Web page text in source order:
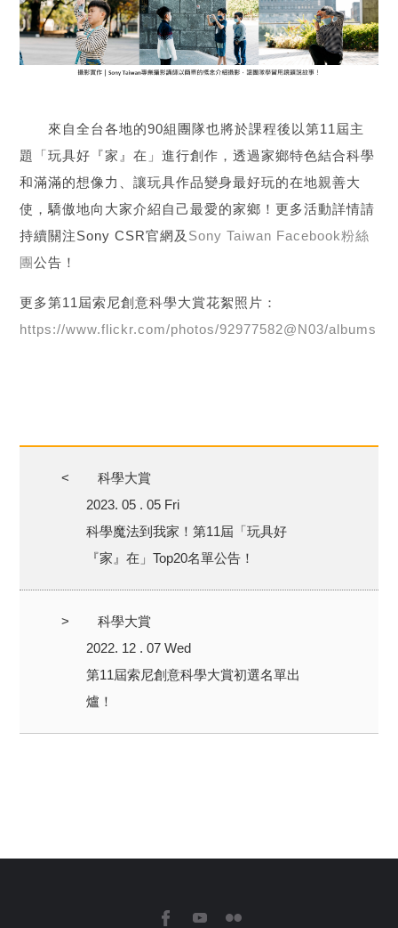
來自全台各地的90組團隊也將於課程後以第11屆主
題「玩具好『家』在」進行創作，透過家鄉特色結合科學
和滿滿的想像力、讓玩具作品變身最好玩的在地親善大
使，驕傲地向大家介紹自己最愛的家鄉！更多活動詳情請
持續關注Sony CSR官網及 Sony Taiwan Facebook粉絲
團公告！
更多第11屆索尼創意科學大賞花絮照片：
https://www.flickr.com/photos/92977582@N03/albums
<
科學大賞
2023. 05 . 05 Fri
科學魔法到我家！第11屆「玩具好
『家』在」Top20名單公告！
>
科學大賞
2022. 12 . 07 Wed
第11屆索尼創意科學大賞初選名單出
爐！